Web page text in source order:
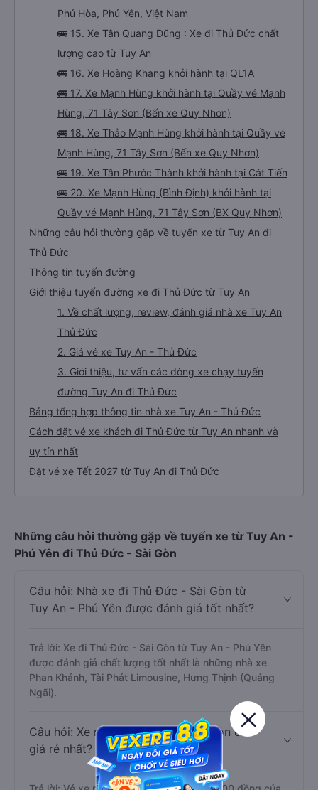
Phú Hòa, Phú Yên, Việt Nam
🚌 15. Xe Tân Quang Dũng : Xe đi Thủ Đức chất
lượng cao từ Tuy An
🚌 16. Xe Hoàng Khang khởi hành tại QL1A
🚌 17. Xe Mạnh Hùng khởi hành tại Quầy vé Mạnh
Hùng, 71 Tây Sơn (Bến xe Quy Nhơn)
🚌 18. Xe Thảo Mạnh Hùng khởi hành tại Quầy vé
Mạnh Hùng, 71 Tây Sơn (Bến xe Quy Nhơn)
🚌 19. Xe Tân Phước Thành khởi hành tại Cát Tiến
🚌 20. Xe Mạnh Hùng (Bình Định) khởi hành tại
Quầy vé Mạnh Hùng, 71 Tây Sơn (BX Quy Nhơn)
Những câu hỏi thường gặp về tuyến xe từ Tuy An đi
Thủ Đức
Thông tin tuyến đường
Giới thiệu tuyến đường xe đi Thủ Đức từ Tuy An
1. Về chất lượng, review, đánh giá nhà xe Tuy An
Thủ Đức
2. Giá vé xe Tuy An - Thủ Đức
3. Giới thiệu, tư vấn các dòng xe chạy tuyến
đường Tuy An đi Thủ Đức
Bảng tổng hợp thông tin nhà xe Tuy An - Thủ Đức
Cách đặt vé xe khách đi Thủ Đức từ Tuy An nhanh và
uy tín nhất
Đặt vé xe Tết 2027 từ Tuy An đi Thủ Đức
Những câu hỏi thường gặp về tuyến xe từ Tuy An -
Phú Yên đi Thủ Đức - Sài Gòn
Câu hỏi: Nhà xe đi Thủ Đức - Sài Gòn từ
Tuy An - Phú Yên được đánh giá tốt nhất?
Trả lời: Xe đi Thủ Đức - Sài Gòn từ Tuy An - Phú Yên
được đánh giá chất lượng tốt nhất là những nhà xe
Phan Khánh, Tài Phát Limousine, Hưng Thịnh (Quảng
Ngãi).
Câu hỏi: Xe nào đi Thủ Đức - Sài Gòn có
giá rẻ nhất?